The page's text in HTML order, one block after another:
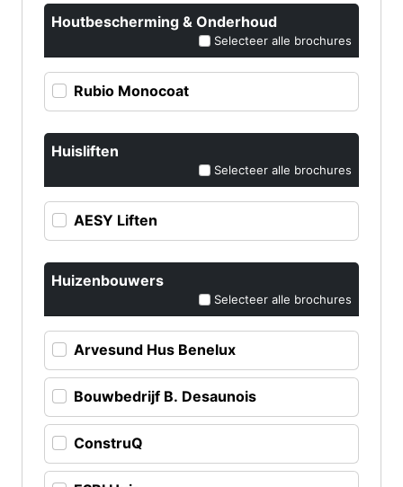
Houtbescherming & Onderhoud
Selecteer alle brochures
Rubio Monocoat
Huisliften
Selecteer alle brochures
AESY Liften
Huizenbouwers
Selecteer alle brochures
Arvesund Hus Benelux
Bouwbedrijf B. Desaunois
ConstruQ